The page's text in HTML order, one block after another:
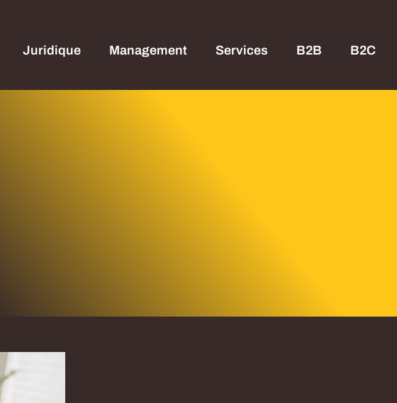
Juridique Management Services B2B B2C